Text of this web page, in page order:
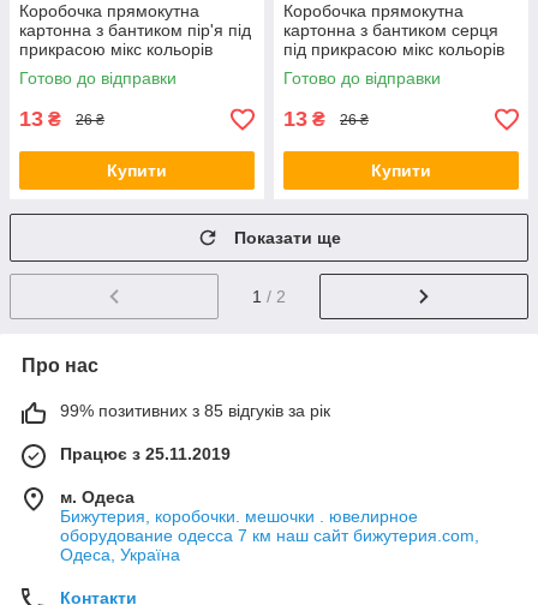
Коробочка прямокутна
картонна з бантиком пір'я під
прикрасою мікс кольорів
розмір 8/5/3 см паковання 24
штук
Готово до відправки
13 ₴ 26 ₴
Купити
Коробочка прямокутна
картонна з бантиком серця
під прикрасою мікс кольорів
розмір 8/5/3 см паковання 24
штук
Готово до відправки
13 ₴ 26 ₴
Купити
Показати ще
1 / 2
Про нас
99% позитивних з 85 відгуків за рік
Працює з 25.11.2019
м. Одеса
Бижутерия, коробочки. мешочки . ювелирное
оборудование одесса 7 км наш сайт бижутерия.com,
Одеса, Україна
Контакти